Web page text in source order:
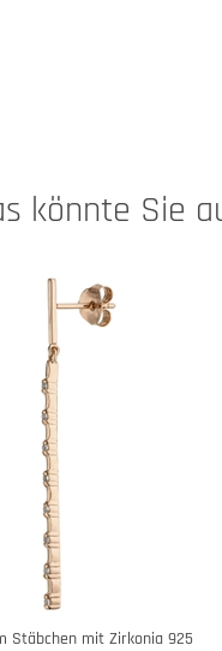
könnte Sie
Stäbchen mit Zirkonia 925